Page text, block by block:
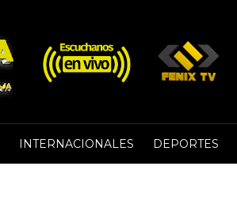
INTERNACIONALES DEPORTES